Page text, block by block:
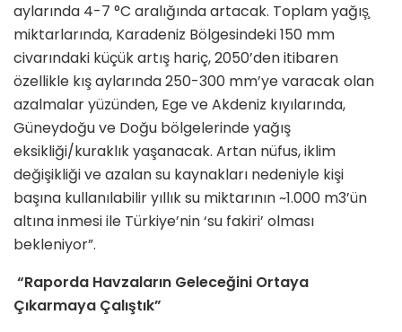
aylarında 4-7 °C aralığında artacak. Toplam yağış̧
miktarlarında, Karadeniz Bölgesindeki 150 mm
civarındaki küçük artış hariç, 2050’den itibaren
özellikle kış aylarında 250-300 mm’ye varacak olan
azalmalar yüzünden, Ege ve Akdeniz kıyılarında,
Güneydoğu ve Doğu bölgelerinde yağış
eksikliği/kuraklık yaşanacak. Artan nüfus, iklim
değişikliği ve azalan su kaynakları nedeniyle kişi
başına kullanılabilir yıllık su miktarının ~1.000 m3’ün
altına inmesi ile Türkiye’nin ‘su fakiri’ olması
bekleniyor”.
“Raporda Havzaların Geleceğini Ortaya
Çıkarmaya Çalıştık”